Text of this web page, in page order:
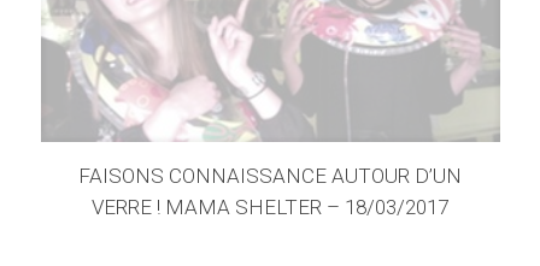
FAISONS CONNAISSANCE AUTOUR D’UN
VERRE ! MAMA SHELTER – 18/03/2017